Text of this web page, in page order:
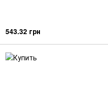
543.32 грн